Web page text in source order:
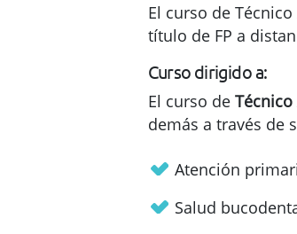
El curso de
título de FP a
Curso dirigido a:
El curso de
demás a través de
Atención
Salud